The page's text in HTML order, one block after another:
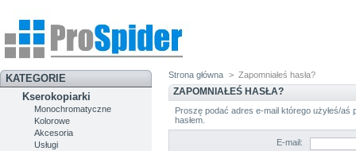
KATEGORIE
Kserokopiarki
Monochromatyczne
Kolorowe
Akcesoria
Usługi
Strona główna > Zapomniałeś hasła?
ZAPOMNIAŁEŚ HASŁA?
Proszę podać adres e-mail którego użyłeś/
hasłem.
E-mail: